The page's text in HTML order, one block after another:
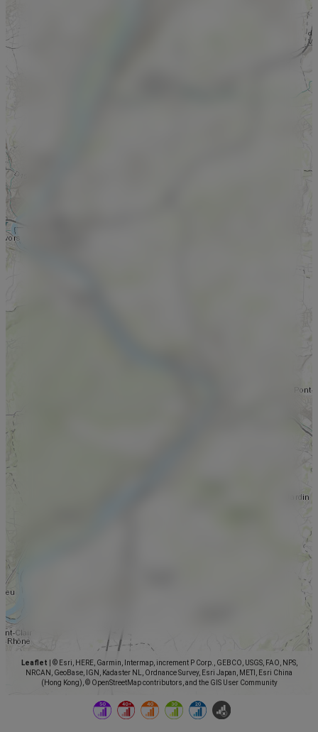
Leaflet
© Esri, HERE, Garmin, Intermap, increment P Corp., GEBCO, USGS, FAO, NPS,
NRCAN, GeoBase, IGN, Kadaster NL, Ordnance Survey, Esri Japan, METI, Esri China
(Hong Kong), © OpenStreetMap contributors, and the GIS User Community